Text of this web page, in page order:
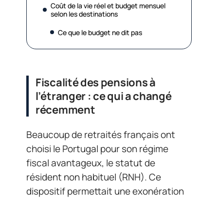
Coût de la vie réel et budget mensuel
selon les destinations
Ce que le budget ne dit pas
Fiscalité des pensions à
l’étranger : ce qui a changé
récemment
Beaucoup de retraités français ont
choisi le Portugal pour son régime
fiscal avantageux, le statut de
résident non habituel (RNH). Ce
dispositif permettait une exonération